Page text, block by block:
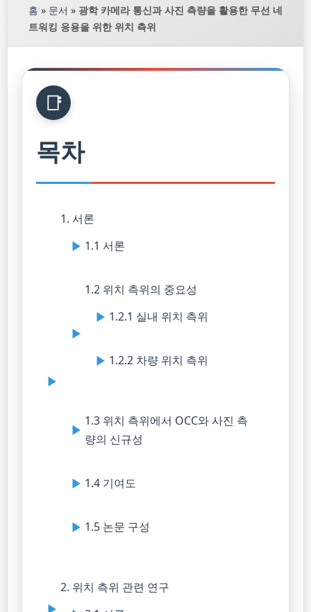
홈 » 문서 » 광학 카메라 통신과 사진 측량을 활용한 무선 네
트워킹 응용을 위한 위치 측위
목차
1. 서론
1.1 서론
1.2 위치 측위의 중요성
1.2.1 실내 위치 측위
1.2.2 차량 위치 측위
1.3 위치 측위에서 OCC와 사진 측
량의 신규성
1.4 기여도
1.5 논문 구성
2. 위치 측위 관련 연구